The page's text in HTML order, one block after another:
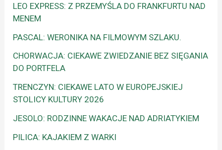
LEO EXPRESS: Z PRZEMYŚLA DO FRANKFURTU NAD
MENEM
PASCAL: WERONIKA NA FILMOWYM SZLAKU.
CHORWACJA: CIEKAWE ZWIEDZANIE BEZ SIĘGANIA
DO PORTFELA
TRENCZYN: CIEKAWE LATO W EUROPEJSKIEJ
STOLICY KULTURY 2026
JESOLO: RODZINNE WAKACJE NAD ADRIATYKIEM
PILICA: KAJAKIEM Z WARKI